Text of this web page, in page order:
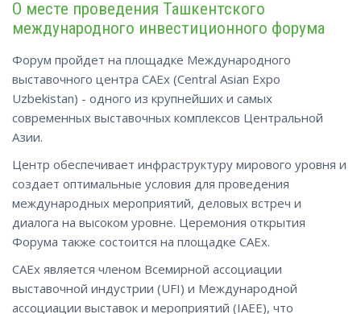
О месте проведения Ташкентского
международного инвестиционного форума
Форум пройдет на площадке Международного
выставочного центра CAEx (Central Asian Expo
Uzbekistan) - одного из крупнейших и самых
современных выставочных комплексов Центральной
Азии.
Центр обеспечивает инфраструктуру мирового уровня и
создает оптимальные условия для проведения
международных мероприятий, деловых встреч и
диалога на высоком уровне. Церемония открытия
Форума также состоится на площадке CAEx.
CAEx является членом Всемирной ассоциации
выставочной индустрии (UFI) и Международной
ассоциации выставок и мероприятий (IAEE), что